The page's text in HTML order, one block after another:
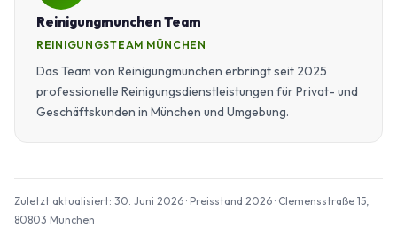
Reinigungmunchen Team
REINIGUNGSTEAM MÜNCHEN
Das Team von Reinigungmunchen erbringt seit 2025
professionelle Reinigungsdienstleistungen für Privat- und
Geschäftskunden in München und Umgebung.
Zuletzt aktualisiert: 30. Juni 2026 · Preisstand 2026 · Clemensstraße 15,
80803 München